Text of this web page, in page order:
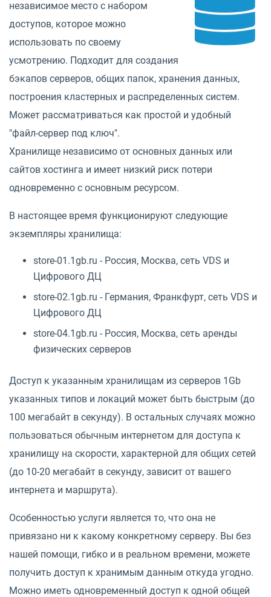
независимое место с набором
доступов, которое можно
использовать по своему
усмотрению. Подходит для создания
бэкапов серверов, общих папок, хранения данных,
построения кластерных и распределенных систем.
Может рассматриваться как простой и удобный
"файл-сервер под ключ".
Хранилище независимо от основных данных или
сайтов хостинга и имеет низкий риск потери
одновременно с основным ресурсом.
В настоящее время функционируют следующие
экземпляры хранилища:
store-01.1gb.ru - Россия, Москва, сеть VDS и
Цифрового ДЦ
store-02.1gb.ru - Германия, Франкфурт, сеть VDS и
Цифрового ДЦ
store-04.1gb.ru - Россия, Москва, сеть аренды
физических серверов
Доступ к указанным хранилищам из серверов 1Gb
указанных типов и локаций может быть быстрым (до
100 мегабайт в секунду). В остальных случаях можно
пользоваться обычным интернетом для доступа к
хранилищу на скорости, характерной для общих сетей
(до 10-20 мегабайт в секунду, зависит от вашего
интернета и маршрута).
Особенностью услуги является то, что она не
привязано ни к какому конкретному серверу. Вы без
нашей помощи, гибко и в реальном времени, можете
получить доступ к хранимым данным откуда угодно.
Можно иметь одновременный доступ к одной общей